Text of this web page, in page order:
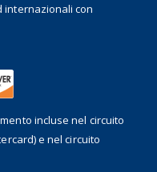
internazionalicon
incluse nel circuito
e nel circuito